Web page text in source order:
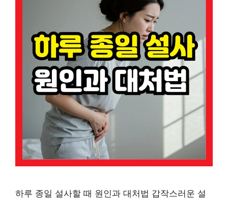
하루 종일 설사할 때 원인과 대처법 갑작스러운 설